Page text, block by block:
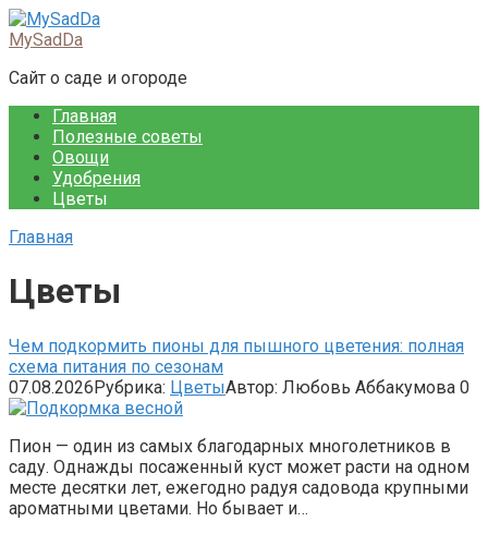
Перейти
к
MySadDa
Сайт о саде и огороде
Главная
Полезные советы
Овощи
Удобрения
Цветы
Главная
Цветы
Чем подкормить пионы для пышного цветения: полная
схема питания по сезонам
07.08.2026Рубрика: ЦветыАвтор: Любовь Аббакумова 0
Пион — один из самых благодарных многолетников в
саду. Однажды посаженный куст может расти на одном
месте десятки лет, ежегодно радуя садовода крупными
ароматными цветами. Но бывает и…